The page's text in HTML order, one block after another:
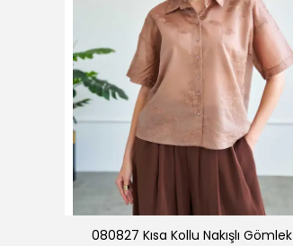
080827 Kısa Kollu Nakışlı Gömlek